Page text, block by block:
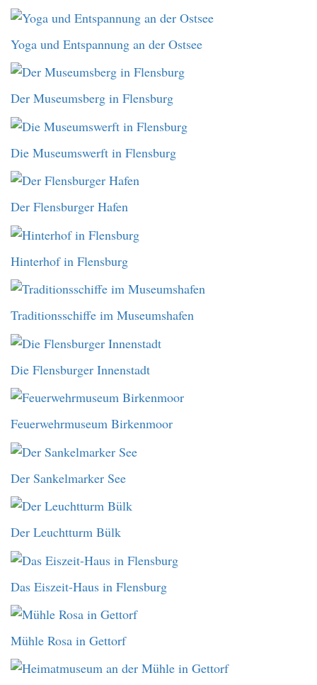
Yoga und Entspannung an der Ostsee
Der Museumsberg in Flensburg
Die Museumswerft in Flensburg
Der Flensburger Hafen
Hinterhof in Flensburg
Traditionsschiffe im Museumshafen
Die Flensburger Innenstadt
Feuerwehrmuseum Birkenmoor
Der Sankelmarker See
Der Leuchtturm Bülk
Das Eiszeit-Haus in Flensburg
Mühle Rosa in Gettorf